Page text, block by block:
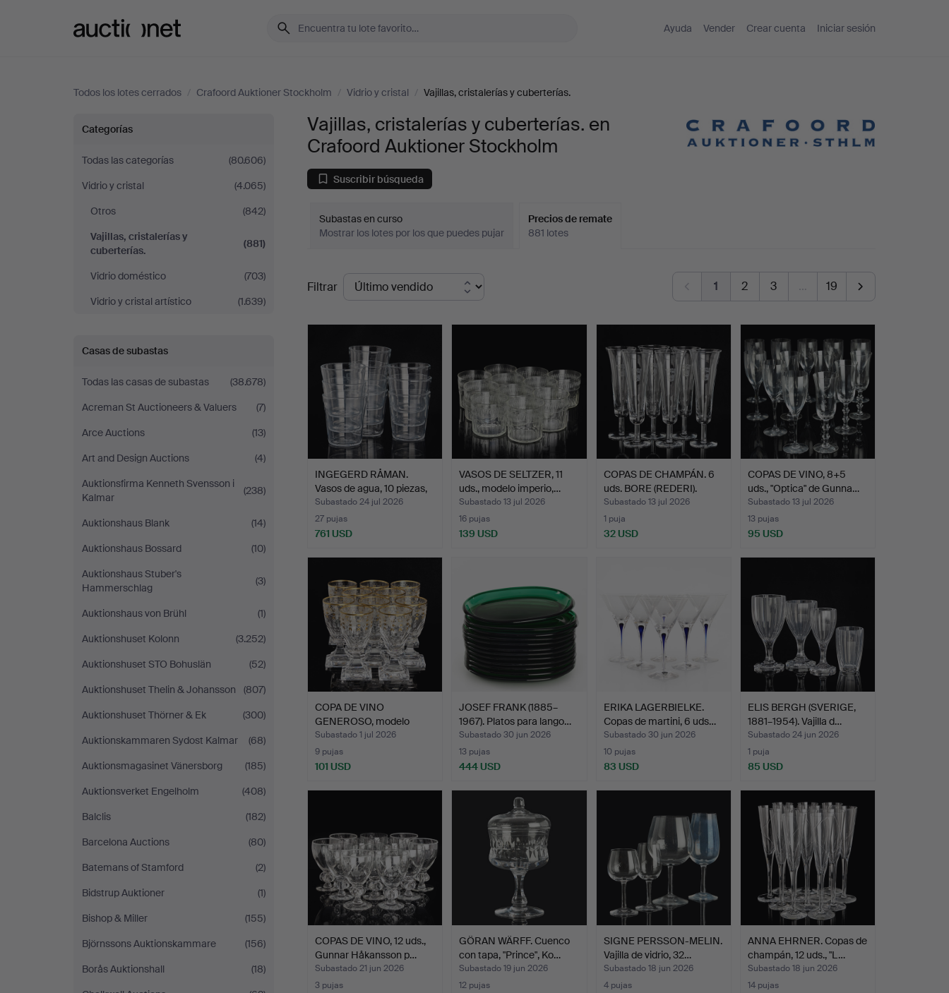
Ayuda Vender Crear cuenta Iniciar sesión
Todos los lotes cerrados / Crafoord Auktioner Stockholm / Vidrio y cristal / Vajillas, cristalerías y cuberterías.
Vajillas,
cristalerías
y
cuberterías.
en
Crafoord
Categorías
Todas las categorías
(80.606)
Vidrio y cristal
(4.065)
Otros
(842)
Vajillas, cristalerías y
cuberterías.
(881)
Vidrio doméstico
(703)
Vidrio y cristal artístico
(1.639)
Casas de subastas
Todas las casas de subastas
(38.678)
Acreman St Auctioneers & Valuers
(7)
Arce Auctions
(13)
Art and Design Auctions
(4)
Auktionsfirma Kenneth Svensson i
Kalmar
(238)
Auktionshaus Blank
(14)
Auktionshaus Bossard
(10)
Auktionshaus Stuber's
Hammerschlag
(3)
Auktionshaus von Brühl
(1)
Auktionshuset Kolonn
(3.252)
Auktionshuset STO Bohuslän
(52)
Auktionshuset Thelin & Johansson
(807)
Auktionshuset Thörner & Ek
(300)
Auktionskammaren Sydost Kalmar
(68)
Auktionsmagasinet Vänersborg
(185)
Auktionsverket Engelholm
(408)
Balclis
(182)
Barcelona Auctions
(80)
Batemans of Stamford
(2)
Bidstrup Auktioner
(1)
Bishop & Miller
(155)
Björnssons Auktionskammare
(156)
Borås Auktionshall
(18)
Vajillas, cristalerías y cuberterías. en
Crafoord Auktioner Stockholm
Suscribir búsqueda
Subastas en curso
Mostrar los lotes por los que puedes pujar
Precios de remate
881 lotes
Precios
de
remate
Filtrar 1 2 3 … 19
INGEGERD RÅMAN.
Vasos de agua, 10 piezas,
…
Subastado 24 jul 2026
27 pujas
761 USD
VASOS DE SELTZER, 11
uds., modelo imperio,…
Subastado 13 jul 2026
16 pujas
139 USD
COPAS DE CHAMPÁN. 6
uds. BORE (REDERI).
Subastado 13 jul 2026
1 puja
32 USD
COPAS DE VINO, 8+5
uds., "Optica" de Gunna…
Subastado 13 jul 2026
13 pujas
95 USD
COPA DE VINO
GENEROSO, modelo
"Odelberg Ju…
Subastado 1 jul 2026
9 pujas
101 USD
JOSEF FRANK (1885–
1967). Platos para lango…
Subastado 30 jun 2026
13 pujas
444 USD
ERIKA LAGERBIELKE.
Copas de martini, 6 uds…
Subastado 30 jun 2026
10 pujas
83 USD
ELIS BERGH (SVERIGE,
1881–1954). Vajilla d…
Subastado 24 jun 2026
1 puja
85 USD
COPAS DE VINO, 12 uds.,
Gunnar Håkansson p…
Subastado 21 jun 2026
3 pujas
GÖRAN WÄRFF. Cuenco
con tapa, "Prince", Ko…
Subastado 19 jun 2026
12 pujas
SIGNE PERSSON-MELIN.
Vajilla de vidrio, 32…
Subastado 18 jun 2026
4 pujas
ANNA EHRNER. Copas de
champán, 12 uds., "L…
Subastado 18 jun 2026
14 pujas